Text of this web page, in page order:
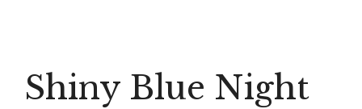
Shiny Blue Night